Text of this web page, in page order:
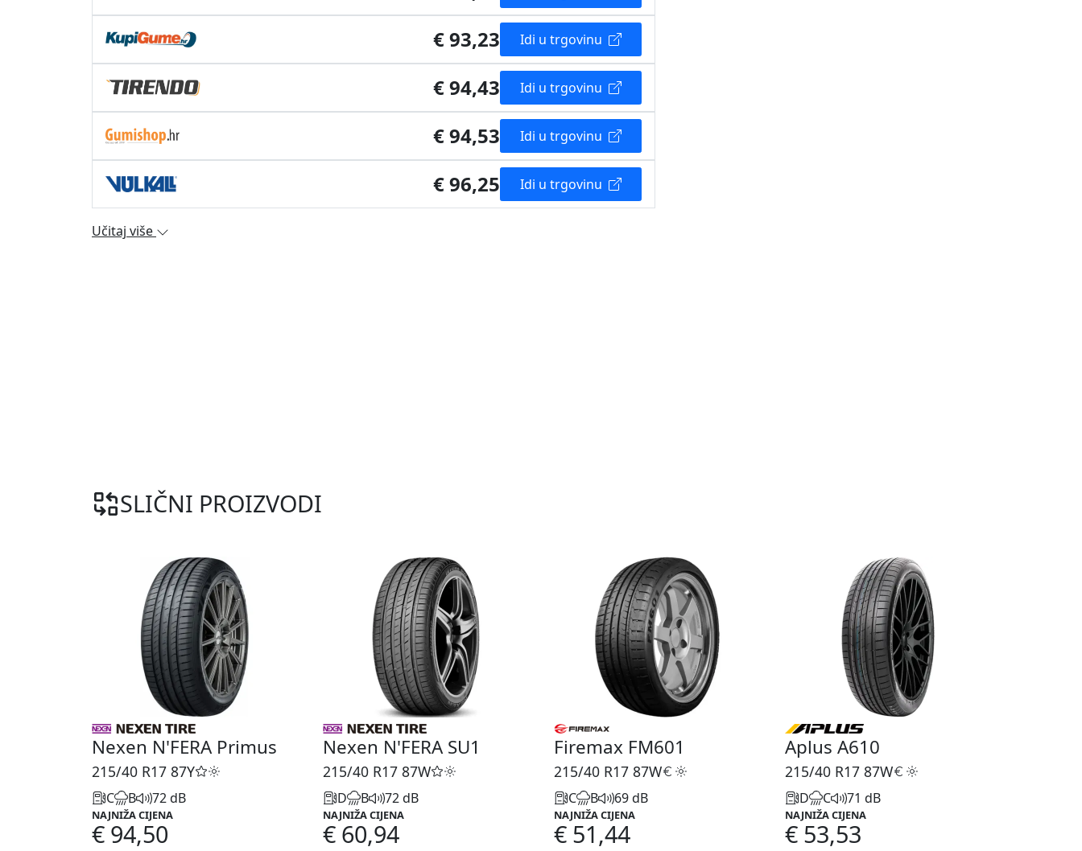
€ 93,23 Idi u trgovinu
€ 94,43 Idi u trgovinu
€ 94,53 Idi u trgovinu
€ 96,25 Idi u trgovinu
Učitaj više
SLIČNI PROIZVODI
Nexen N'FERA Primus
215/40 R17 87Y
C B 72 dB
NAJNIŽA CIJENA
€ 94,50
Nexen N'FERA SU1
215/40 R17 87W
D B 72 dB
NAJNIŽA CIJENA
€ 60,94
Firemax FM601
215/40 R17 87W
C B 69 dB
NAJNIŽA CIJENA
€ 51,44
Aplus A610
215/40 R17 87W
D C 71 dB
NAJNIŽA CIJENA
€ 53,53